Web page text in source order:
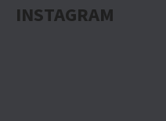
INSTAGRAM